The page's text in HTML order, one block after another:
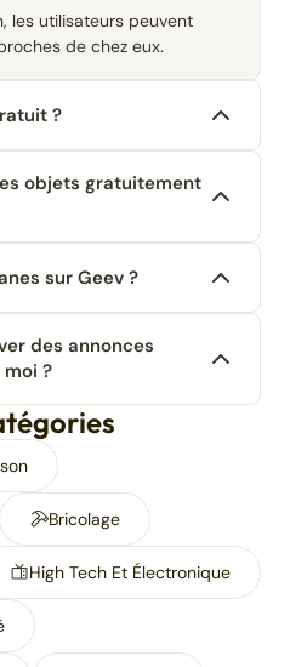
les utilisateurs peuvent
de chez eux.
?
objets gratuitement
sur Geev ?
des annonces
?
Bricolage
High Tech Et Électronique